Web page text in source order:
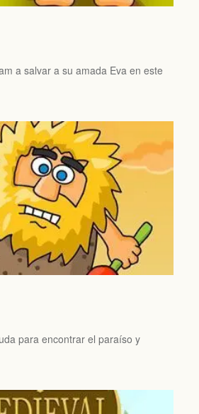
a salvar a su amada Eva en este
para encontrar el paraíso y